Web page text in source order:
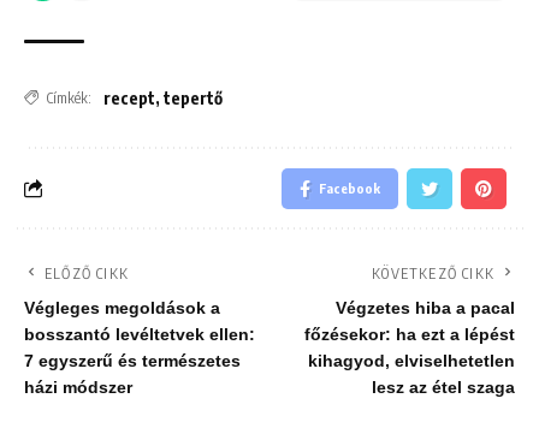
Címkék: recept, tepertő
Facebook
ELŐZŐ CIKK
Végleges megoldások a
bosszantó levéltetvek ellen:
7 egyszerű és természetes
házi módszer
KÖVETKEZŐ CIKK
Végzetes hiba a pacal
főzésekor: ha ezt a lépést
kihagyod, elviselhetetlen
lesz az étel szaga